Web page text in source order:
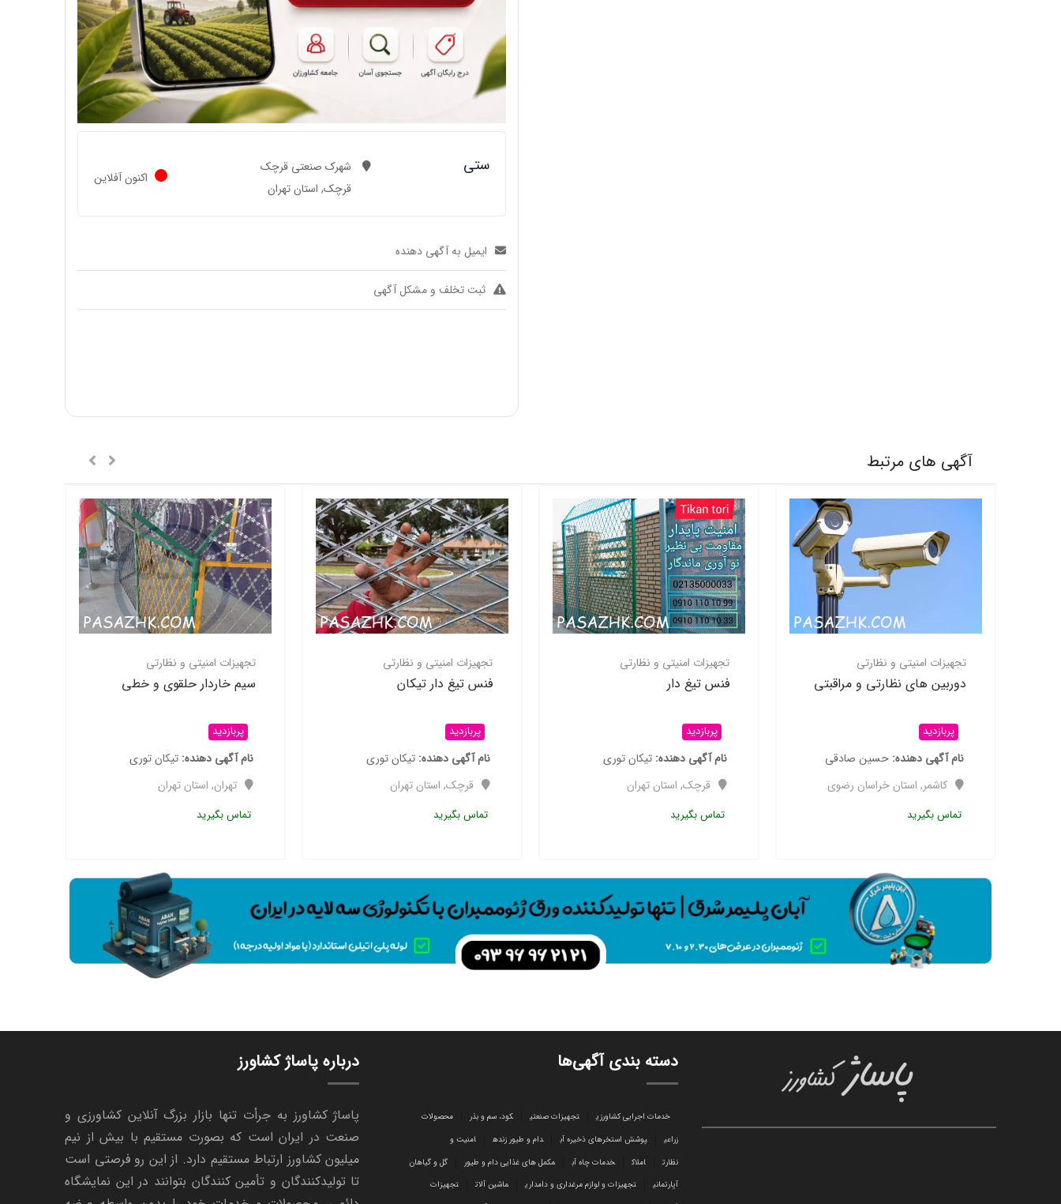
ستی
شهرک صنعتی قرچک
قرچک, استان تهران
اکنون آفلاین
ایمیل به آگهی دهنده
ثبت تخلف و مشکل آگهی
آگهی های مرتبط
تجهیزات امنیتی و نظارتی
دوربین های نظارتی و مراقبتی
پربازدید
نام آگهی دهنده حسین صادقی
کاشمر, استان خراسان رضوی
تماس بگیرید
تجهیزات امنیتی و نظارتی
فنس تیغ دار
پربازدید
نام آگهی دهنده تیکان توری
قرچک, استان تهران
تماس بگیرید
تجهیزات امنیتی و نظارتی
فنس تیغ دار تیکان
پربازدید
نام آگهی دهنده تیکان توری
قرچک, استان تهران
تماس بگیرید
تجهیزات امنیتی و نظارتی
سیم خاردار حلقوی و خطی
پربازدید
نام آگهی دهنده تیکان توری
تهران, استان تهران
تماس بگیرید
دسته بندی آگهی‌ها
خدمات اجرایی کشاورزی تجهیزات صنعتی کود، سم و بذر
محصولات
زراعی
پوشش استخرهای ذخیره آب دام و طیور زنده
امنیت و
نظارت
املاک خدمات چاه آب مکمل های غذایی دام و طیور
گل و گیاهان
آپارتمانی
تجهیزات و لوازم مرغداری و دامداری ماشین آلات
تجهیزات
درباره پاساژ کشاورز
پاساژ کشاورز به جرأت تنها بازار بزرگ آنلاین کشاورزی و
صنعت در ایران است که بصورت مستقیم با بیش از نیم
میلیون کشاورز ارتباط مستقیم دارد. از این رو فرصتی است
تا تولیدکنندگان و تأمین کنندگان بتوانند در این نمایشگاه